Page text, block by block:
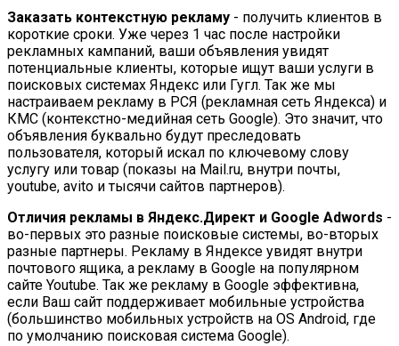
Заказать контекстную рекламу - получить клиентов в
короткие сроки. Уже через 1 час после настройки
рекламных кампаний, ваши объявления увидят
потенциальные клиенты, которые ищут ваши услуги в
поисковых системах Яндекс или Гугл. Так же мы
настраиваем рекламу в РСЯ (рекламная сеть Яндекса) и
КМС (контекстно-медийная сеть Google). Это значит, что
объявления буквально будут преследовать
пользователя, который искал по ключевому слову
услугу или товар (показы на Mail.ru, внутри почты,
youtube, avito и тысячи сайтов партнеров).
Отличия рекламы в Яндекс.Директ и Google Adwords -
во-первых это разные поисковые системы, во-вторых
разные партнеры. Рекламу в Яндексе увидят внутри
почтового ящика, а рекламу в Google на популярном
сайте Youtube. Так же рекламу в Google эффективна,
если Ваш сайт поддерживает мобильные устройства
(большинство мобильных устройств на OS Android, где
по умолчанию поисковая система Google).